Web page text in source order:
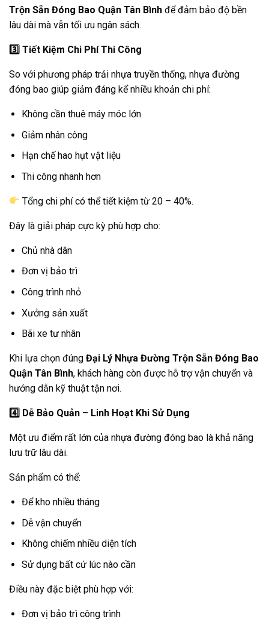
Trộn Sẵn Đóng Bao Quận Tân Bình để đảm bảo độ bền
lâu dài mà vẫn tối ưu ngân sách.
3️ Tiết Kiệm Chi Phí Thi Công
So với phương pháp trải nhựa truyền thống, nhựa đường
đóng bao giúp giảm đáng kể nhiều khoản chi phí:
Không cần thuê máy móc lớn
Giảm nhân công
Hạn chế hao hụt vật liệu
Thi công nhanh hơn
Tổng chi phí có thể tiết kiệm từ 20 – 40%.
Đây là giải pháp cực kỳ phù hợp cho:
Chủ nhà dân
Đơn vị bảo trì
Công trình nhỏ
Xưởng sản xuất
Bãi xe tư nhân
Khi lựa chọn đúng Đại Lý Nhựa Đường Trộn Sẵn Đóng Bao
Quận Tân Bình, khách hàng còn được hỗ trợ vận chuyển và
hướng dẫn kỹ thuật tận nơi.
4️ Dễ Bảo Quản – Linh Hoạt Khi Sử Dụng
Một ưu điểm rất lớn của nhựa đường đóng bao là khả năng
lưu trữ lâu dài.
Sản phẩm có thể:
Để kho nhiều tháng
Dễ vận chuyển
Không chiếm nhiều diện tích
Sử dụng bất cứ lúc nào cần
Điều này đặc biệt phù hợp với:
Đơn vị bảo trì công trình